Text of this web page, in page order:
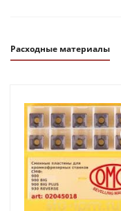
Расходные материалы